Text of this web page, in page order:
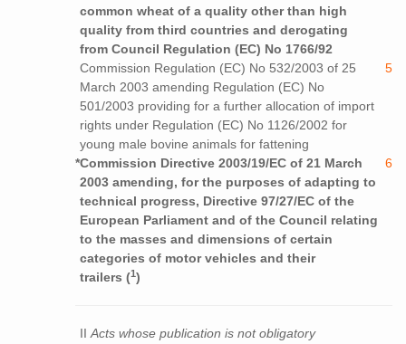
common wheat of a quality other than high
quality from third countries and derogating
from Council Regulation (EC) No 1766/92
Commission Regulation (EC) No 532/2003 of 25
March 2003 amending Regulation (EC) No
501/2003 providing for a further allocation of import
rights under Regulation (EC) No 1126/2002 for
young male bovine animals for fattening
5
*Commission Directive 2003/19/EC of 21 March
2003 amending, for the purposes of adapting to
technical progress, Directive 97/27/EC of the
European Parliament and of the Council relating
to the masses and dimensions of certain
categories of motor vehicles and their
trailers (1)
6
II Acts whose publication is not obligatory